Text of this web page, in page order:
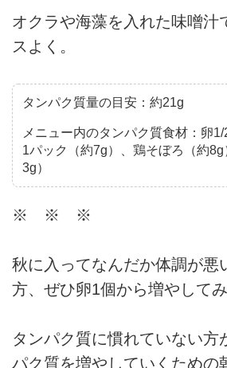
オクラや海藻を入れた味噌汁
スよく。
タンパク質量の目安：約21g
メニュー内のタンパク質食材：卵
1パック（約7g）、鶏そぼろ（約
3g）
※ ※ ※
秋に入ってなんだか体調が悪
方、ぜひ卵1個から増やして
タンパク質に慣れていない方
パク質を増やしていくための